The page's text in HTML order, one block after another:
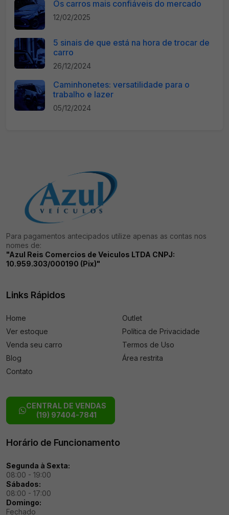
Os carros mais confiáveis do mercado
12/02/2025
5 sinais de que está na hora de trocar de
carro
26/12/2024
Caminhonetes: versatilidade para o
trabalho e lazer
05/12/2024
Para pagamentos antecipados utilize apenas as contas nos
nomes de:
"Azul Reis Comercios de Veiculos LTDA CNPJ:
10.959.303/000190 (Pix)"
Links Rápidos
Home
Ver estoque
Venda seu carro
Blog
Contato
Outlet
Política de Privacidade
Termos de Uso
Área restrita
CENTRAL DE VENDAS
(19) 97404-7841
Horário de Funcionamento
Segunda à Sexta:
08:00 - 19:00
Sábados:
08:00 - 17:00
Domingo:
Fechado